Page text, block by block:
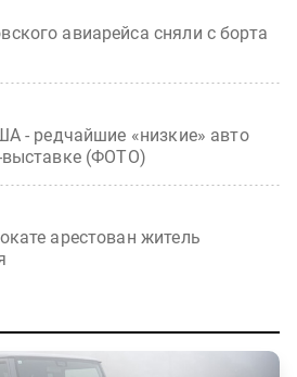
авиарейса сняли с борта
- редчайшие «низкие» авто
выставке (ФОТО)
арестован житель